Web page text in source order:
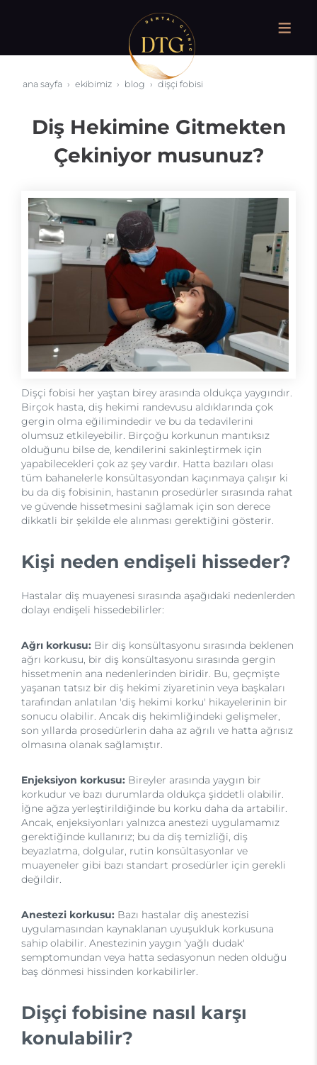
ana sayfa ekibimiz blog dişçi fobisi
Diş Hekimine Gitmekten
Çekiniyor musunuz?
Dişçi fobisi her yaştan birey arasında oldukça yaygındır.
Birçok hasta, diş hekimi randevusu aldıklarında çok
gergin olma eğilimindedir ve bu da tedavilerini
olumsuz etkileyebilir. Birçoğu korkunun mantıksız
olduğunu bilse de, kendilerini sakinleştirmek için
yapabilecekleri çok az şey vardır. Hatta bazıları olası
tüm bahanelerle konsültasyondan kaçınmaya çalışır ki
bu da diş fobisinin, hastanın prosedürler sırasında rahat
ve güvende hissetmesini sağlamak için son derece
dikkatli bir şekilde ele alınması gerektiğini gösterir.
Kişi neden endişeli hisseder?
Hastalar diş muayenesi sırasında aşağıdaki nedenlerden
dolayı endişeli hissedebilirler:
Ağrı korkusu: Bir diş konsültasyonu sırasında beklenen
ağrı korkusu, bir diş konsültasyonu sırasında gergin
hissetmenin ana nedenlerinden biridir. Bu, geçmişte
yaşanan tatsız bir diş hekimi ziyaretinin veya başkaları
tarafından anlatılan 'diş hekimi korku' hikayelerinin bir
sonucu olabilir. Ancak diş hekimliğindeki gelişmeler,
son yıllarda prosedürlerin daha az ağrılı ve hatta ağrısız
olmasına olanak sağlamıştır.
Enjeksiyon korkusu: Bireyler arasında yaygın bir
korkudur ve bazı durumlarda oldukça şiddetli olabilir.
İğne ağza yerleştirildiğinde bu korku daha da artabilir.
Ancak, enjeksiyonları yalnızca anestezi uygulamamız
gerektiğinde kullanırız; bu da diş temizliği, diş
beyazlatma, dolgular, rutin konsültasyonlar ve
muayeneler gibi bazı standart prosedürler için gerekli
değildir.
Anestezi korkusu: Bazı hastalar diş anestezisi
uygulamasından kaynaklanan uyuşukluk korkusuna
sahip olabilir. Anestezinin yaygın 'yağlı dudak'
semptomundan veya hatta sedasyonun neden olduğu
baş dönmesi hissinden korkabilirler.
Dişçi fobisine nasıl karşı
konulabilir?